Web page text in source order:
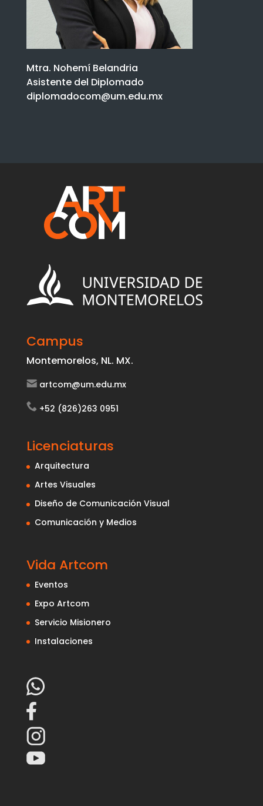
Mtra. Nohemí Belandria
Asistente del Diplomado
diplomadocom@um.edu.mx
Campus
Montemorelos, NL. MX.
artcom@um.edu.mx
+52 (826)263 0951
Licenciaturas
Arquitectura
Artes Visuales
Diseño de Comunicación Visual
Comunicación y Medios
Vida Artcom
Eventos
Expo Artcom
Servicio Misionero
Instalaciones